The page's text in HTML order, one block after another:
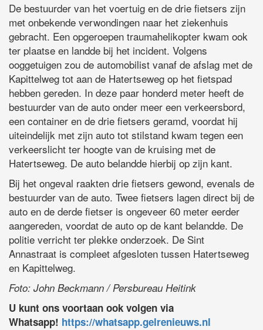
De bestuurder van het voertuig en de drie fietsers zijn
met onbekende verwondingen naar het ziekenhuis
gebracht. Een opgeroepen traumahelikopter kwam ook
ter plaatse en landde bij het incident. Volgens
ooggetuigen zou de automobilist vanaf de afslag met de
Kapittelweg tot aan de Hatertseweg op het fietspad
hebben gereden. In deze paar honderd meter heeft de
bestuurder van de auto onder meer een verkeersbord,
een container en de drie fietsers geramd, voordat hij
uiteindelijk met zijn auto tot stilstand kwam tegen een
verkeerslicht ter hoogte van de kruising met de
Hatertseweg. De auto belandde hierbij op zijn kant.
Bij het ongeval raakten drie fietsers gewond, evenals de
bestuurder van de auto. Twee fietsers lagen direct bij de
auto en de derde fietser is ongeveer 60 meter eerder
aangereden, voordat de auto op de kant belandde. De
politie verricht ter plekke onderzoek. De Sint
Annastraat is compleet afgesloten tussen Hatertseweg
en Kapittelweg.
Foto: John Beckmann / Persbureau Heitink
U kunt ons voortaan ook volgen via
Whatsapp! https://whatsapp.gelrenieuws.nl